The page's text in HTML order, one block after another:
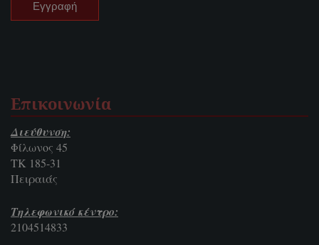
Επικοινωνία
Διεύθυνση:
Φίλωνος 45
ΤΚ 185-31
Πειραιάς
Τηλεφωνικό κέντρο:
2104514833